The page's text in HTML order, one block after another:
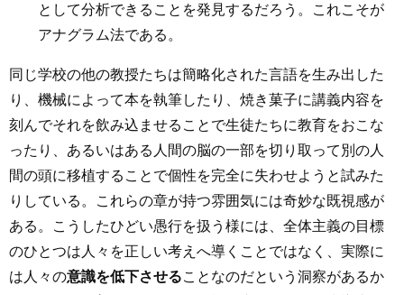
として分析できることを発見するだろう。これこそが
アナグラム法である。
同じ学校の他の教授たちは簡略化された言語を生み出した
り、機械によって本を執筆したり、焼き菓子に講義内容を
刻んでそれを飲み込ませることで生徒たちに教育をおこな
ったり、あるいはある人間の脳の一部を切り取って別の人
間の頭に移植することで個性を完全に失わせようと試みた
りしている。これらの章が持つ雰囲気には奇妙な既視感が
ある。こうしたひどい愚行を扱う様には、全体主義の目標
のひとつは人々を正しい考えへ導くことではなく、実際に
は人々の意識を低下させることなのだという洞察があるか